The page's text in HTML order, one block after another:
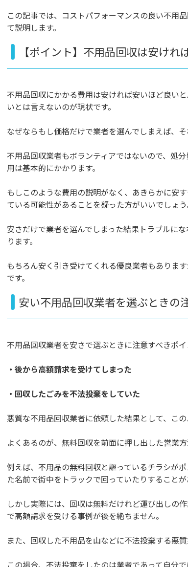
この記事では、コストパフォーマンスの良い不用
て説明します。
【ポイント】不用品回収は安けれ
不用品回収にかかる費用は安ければ安いほど良い
いとは言えないのが現状です。
なぜならもし価格だけで業者を選んでしまえば、
不用品回収業者もボランティアではないので、処
用は基本的にかかります。
もしこのような費用の説明がなく、あきらかに安
ている可能性があることを疑った方がいいでしょう
安さだけで業者を選んでしまった結果トラブルに
ります。
もちろん安く引き受けてくれる優良業者もありま
です。
安い不用品回収業者を選ぶときの
不用品回収業者を安さで選ぶときに注意すべきポイ
・後から高額請求を受けてしまった
・回収したごみを不法投棄をしていた
悪質な不用品回収業者に依頼した結果として、この
よくあるのが、無料回収を前面に押し出した営業方
例えば、不用品の無料回収と謳っているチラシが
た名前で街中をトラックで回っていたりすることが
しかし実際には、回収は無料だけれど運び出しの
で高額請求を受ける事例が後を絶ちません。
また、回収した不用品を山などに不法投棄する悪質
この場合、不法投棄をしたのは業者であって自分